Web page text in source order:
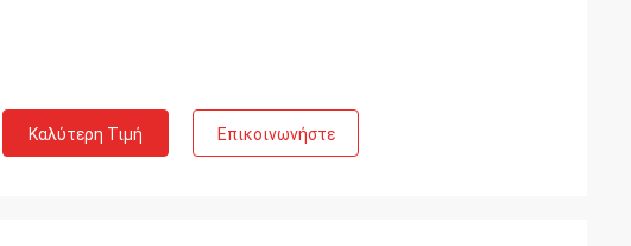
Καλύτερη Τιμή Επικοινωνήστε